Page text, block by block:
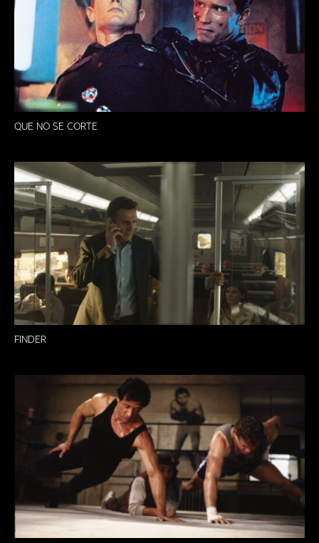
QUE NO SE CORTE
FINDER